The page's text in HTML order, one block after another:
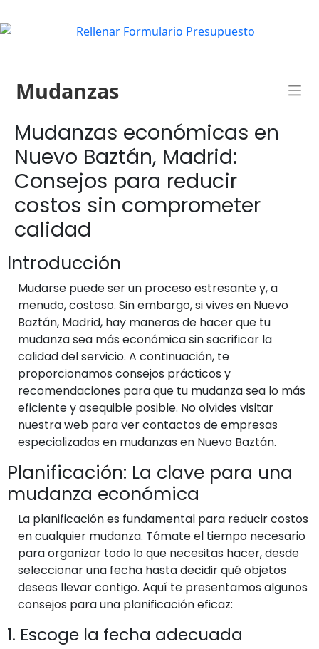
Mudanzas
Mudanzas económicas en
Nuevo Baztán, Madrid:
Consejos para reducir
costos sin comprometer
calidad
Introducción
Mudarse puede ser un proceso estresante y, a
menudo, costoso. Sin embargo, si vives en Nuevo
Baztán, Madrid, hay maneras de hacer que tu
mudanza sea más económica sin sacrificar la
calidad del servicio. A continuación, te
proporcionamos consejos prácticos y
recomendaciones para que tu mudanza sea lo más
eficiente y asequible posible. No olvides visitar
nuestra web para ver contactos de empresas
especializadas en mudanzas en Nuevo Baztán.
Planificación: La clave para una
mudanza económica
La planificación es fundamental para reducir costos
en cualquier mudanza. Tómate el tiempo necesario
para organizar todo lo que necesitas hacer, desde
seleccionar una fecha hasta decidir qué objetos
deseas llevar contigo. Aquí te presentamos algunos
consejos para una planificación eficaz:
1. Escoge la fecha adecuada